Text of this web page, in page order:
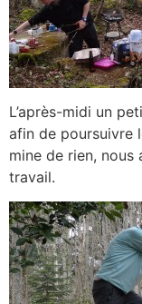
L’après-midi un
afin de poursuivre
mine de rien, nous
travail.